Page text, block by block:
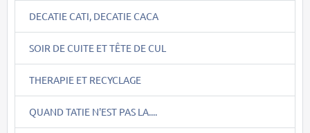
DECATIE CATI, DECATIE CACA
SOIR DE CUITE ET TÊTE DE CUL
THERAPIE ET RECYCLAGE
QUAND TATIE N'EST PAS LA....